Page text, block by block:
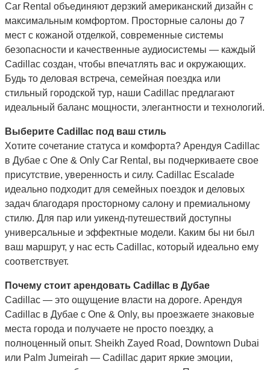
Car Rental объединяют дерзкий американский дизайн с
максимальным комфортом. Просторные салоны до 7
мест с кожаной отделкой, современные системы
безопасности и качественные аудиосистемы — каждый
Cadillac создан, чтобы впечатлять вас и окружающих.
Будь то деловая встреча, семейная поездка или
стильный городской тур, наши Cadillac предлагают
идеальный баланс мощности, элегантности и технологий.
Выберите Cadillac под ваш стиль
Хотите сочетание статуса и комфорта? Арендуя Cadillac
в Дубае с One & Only Car Rental, вы подчеркиваете свое
присутствие, уверенность и силу. Cadillac Escalade
идеально подходит для семейных поездок и деловых
задач благодаря просторному салону и премиальному
стилю. Для пар или уикенд-путешествий доступны
универсальные и эффектные модели. Каким бы ни был
ваш маршрут, у нас есть Cadillac, который идеально ему
соответствует.
Почему стоит арендовать Cadillac в Дубае
Cadillac — это ощущение власти на дороге. Арендуя
Cadillac в Дубае с One & Only, вы проезжаете знаковые
места города и получаете не просто поездку, а
полноценный опыт. Sheikh Zayed Road, Downtown Dubai
или Palm Jumeirah — Cadillac дарит яркие эмоции,